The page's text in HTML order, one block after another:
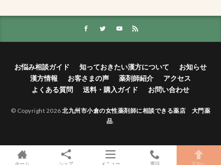
お悩み相談ガイド 知っておきたい漢方について
お知らせ
漢方情報
お客さまの声 薬剤師紹介
アクセス
よくある質問
送料・購入ガイド お問い合わせ
© Copyright 2026北九州市小倉の女性薬剤師に相談できる薬店 大門薬
品.
ホーム シェア メニュー 電話 TOPへ